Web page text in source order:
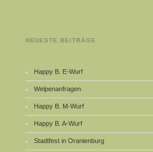
NEUESTE BEITRÄGE
Happy B. E-Wurf
Welpenanfragen
Happy B. M-Wurf
Happy B. A-Wurf
Stadtfest in Oranienburg